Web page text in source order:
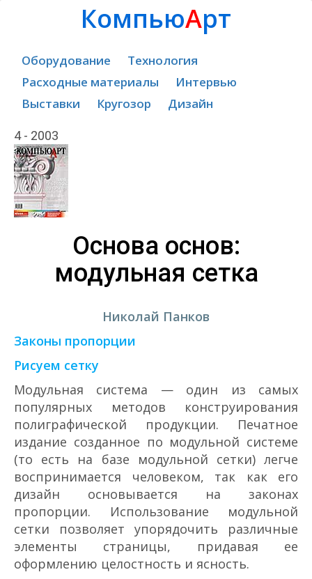
КомпьюАрт
Оборудование
Технология
Расходные материалы
Интервью
Выставки
Кругозор Дизайн
4 - 2003
Основа основ:
модульная сетка
Николай Панков
Законы пропорции
Рисуем сетку
Модульная система — один из самых
популярных методов конструирования
полиграфической продукции. Печатное
издание созданное по модульной системе
(то есть на базе модульной сетки) легче
воспринимается человеком, так как его
дизайн основывается на законах
пропорции. Использование модульной
сетки позволяет упорядочить различные
элементы страницы, придавая ее
оформлению целостность и ясность.